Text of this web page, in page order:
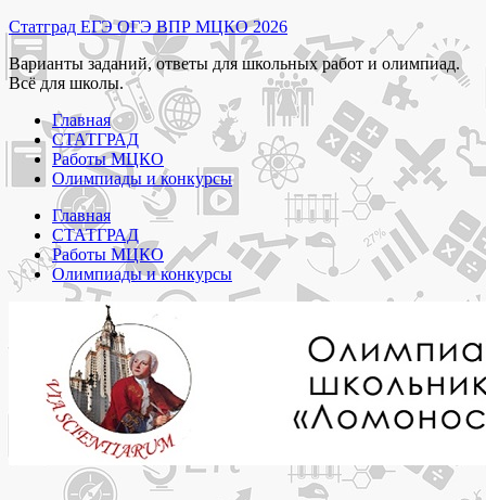
Перейти
к
содержимому
Статград ЕГЭ ОГЭ ВПР МЦКО 2026
Варианты заданий, ответы для школьных работ и олимпиад.
Всё для школы.
Главная
СТАТГРАД
Работы МЦКО
Олимпиады и конкурсы
Главная
СТАТГРАД
Работы МЦКО
Олимпиады и конкурсы